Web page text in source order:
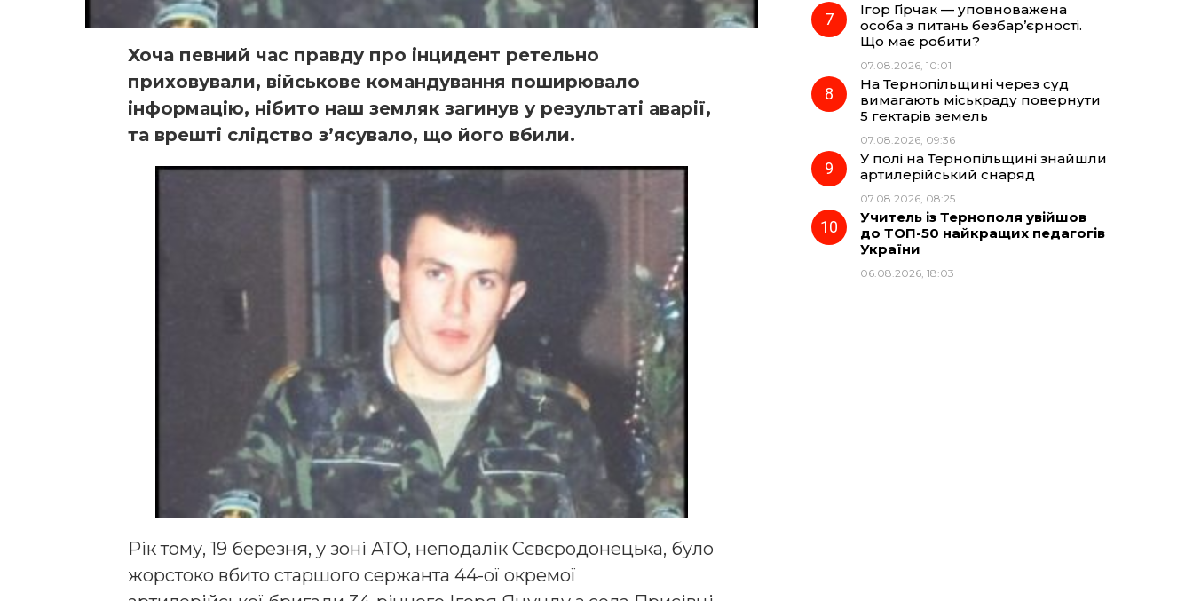
Хоча певний час правду про інцидент ретельно
приховували, військове командування поширювало
інформацію, нібито наш земляк загинув у результаті аварії,
та врешті слідство з’ясувало, що його вбили.
Рік тому, 19 березня, у зоні АТО, неподалік Сєвєродонецька, було
жорстоко вбито старшого сержанта 44-oї окремої
Ігор Гірчак — уповноважена
особа з питань безбар’єрності.
Що має робити?
07.08.2026, 10:01
На Тернопільщині через суд
вимагають міськраду повернути
5 гектарів земель
07.08.2026, 09:36
У полі на Тернопільщині знайшли
артилерійський снаряд
07.08.2026, 08:25
Учитель із Тернополя увійшов
до ТОП-50 найкращих педагогів
України
06.08.2026, 18:03